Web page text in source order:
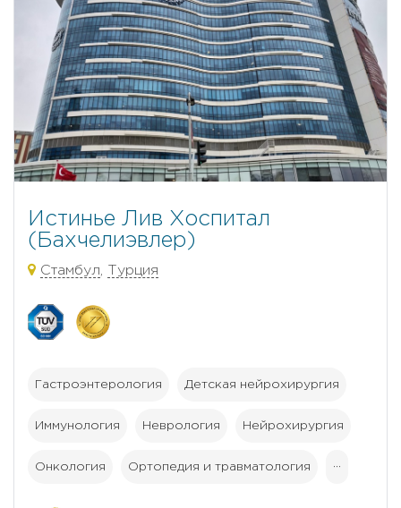
Истинье Лив Хоспитал
(Бахчелиэвлер)
Стамбул, Турция
Гастроэнтерология Детская нейрохирургия
Иммунология Неврология Нейрохирургия
Онкология Ортопедия и травматология ···